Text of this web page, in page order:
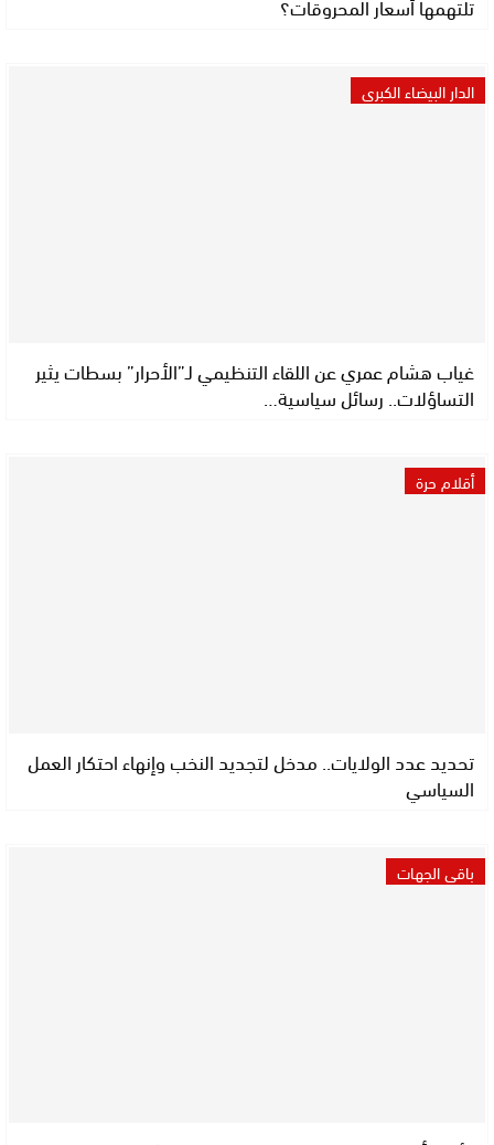
الدار البيضاء الكبرى
غياب هشام عمري عن اللقاء التنظيمي لـ”الأحرار” بسطات يثير
التساؤلات.. رسائل سياسية…
أقلام حرة
تحديد عدد الولايات.. مدخل لتجديد النخب وإنهاء احتكار العمل
السياسي
باقي الجهات